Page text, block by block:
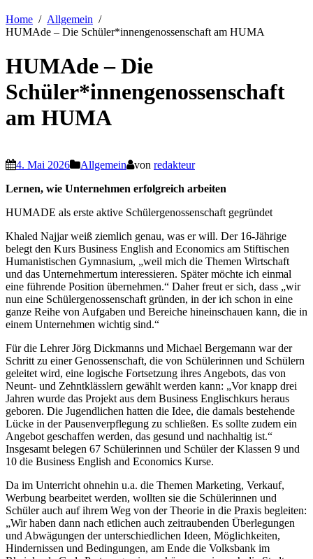
Home
Allgemein
HUMAde – Die Schüler*innengenossenschaft am HUMA
HUMAde – Die
Schüler*innengenossenschaft
am HUMA
4. Mai 2026 Allgemein von redakteur
Lernen, wie Unternehmen erfolgreich arbeiten
HUMADE als erste aktive Schülergenossenschaft gegründet
Khaled Najjar weiß ziemlich genau, was er will. Der 16-Jährige
belegt den Kurs Business English and Economics am Stiftischen
Humanistischen Gymnasium, „weil mich die Themen Wirtschaft
und das Unternehmertum interessieren. Später möchte ich einmal
eine führende Position übernehmen.“ Daher freut er sich, dass „wir
nun eine Schülergenossenschaft gründen, in der ich schon in eine
ganze Reihe von Aufgaben und Bereiche hineinschauen kann, die in
einem Unternehmen wichtig sind.“
Für die Lehrer Jörg Dickmanns und Michael Bergemann war der
Schritt zu einer Genossenschaft, die von Schülerinnen und Schülern
geleitet wird, eine logische Fortsetzung ihres Angebots, das von
Neunt- und Zehntklässlern gewählt werden kann: „Vor knapp drei
Jahren wurde das Projekt aus dem Business Englischkurs heraus
geboren. Die Jugendlichen hatten die Idee, die damals bestehende
Lücke in der Pausenverpflegung zu schließen. Es sollte zudem ein
Angebot geschaffen werden, das gesund und nachhaltig ist.“
Insgesamt belegen 67 Schülerinnen und Schüler der Klassen 9 und
10 die Business English and Economics Kurse.
Da im Unterricht ohnehin u.a. die Themen Marketing, Verkauf,
Werbung bearbeitet werden, wollten sie die Schülerinnen und
Schüler auch auf ihrem Weg von der Theorie in die Praxis begleiten:
„Wir haben dann nach etlichen auch zeitraubenden Überlegungen
und Abwägungen der unterschiedlichen Ideen, Möglichkeiten,
Hindernissen und Bedingungen, am Ende die Volksbank im